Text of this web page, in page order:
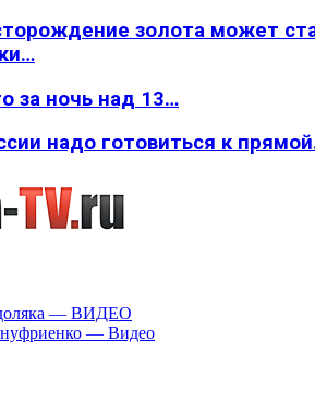
золота может
за ночь над 13…
надо готовиться к
— ВИДЕО
— Видео